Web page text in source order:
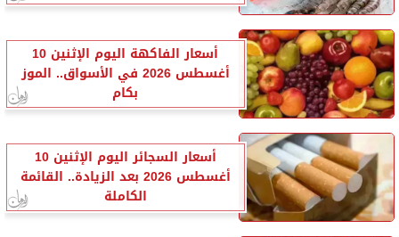
أسعار الفاكهة اليوم الإثنين 10
أغسطس 2026 في الأسواق.. الموز
بكام
أسعار السجائر اليوم الإثنين 10
أغسطس 2026 بعد الزيادة.. القائمة
الكاملة